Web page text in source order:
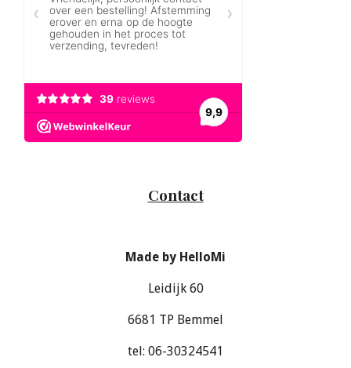
Contact
Made by HelloMi
Leidijk 60
6681 TP Bemmel
tel: 06-30324541